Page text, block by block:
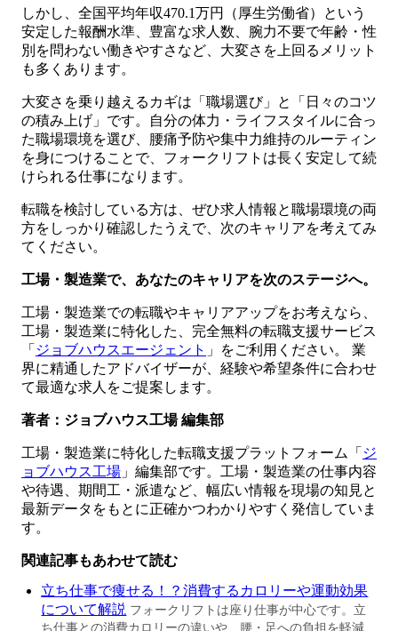
しかし、全国平均年収470.1万円（厚生労働省）という
安定した報酬水準、豊富な求人数、腕力不要で年齢・性
別を問わない働きやすさなど、大変さを上回るメリット
も多くあります。
大変さを乗り越えるカギは「職場選び」と「日々のコツ
の積み上げ」です。自分の体力・ライフスタイルに合っ
た職場環境を選び、腰痛予防や集中力維持のルーティン
を身につけることで、フォークリフトは長く安定して続
けられる仕事になります。
転職を検討している方は、ぜひ求人情報と職場環境の両
方をしっかり確認したうえで、次のキャリアを考えてみ
てください。
工場・製造業で、あなたのキャリアを次のステージへ。
工場・製造業での転職やキャリアアップをお考えなら、
工場・製造業に特化した、完全無料の転職支援サービス
「 ジョブハウスエージェント 」をご利用ください。 業
界に精通したアドバイザーが、経験や希望条件に合わせ
て最適な求人をご提案します。
著者：ジョブハウス工場 編集部
工場・製造業に特化した転職支援プラットフォーム「 ジ
ョブハウス工場 」編集部です。工場・製造業の仕事内容
や待遇、期間工・派遣など、幅広い情報を現場の知見と
最新データをもとに正確かつわかりやすく発信していま
す。
関連記事もあわせて読む
立ち仕事で痩せる！？消費するカロリーや運動効果
について解説 フォークリフトは座り仕事が中心です。立
ち仕事との消費カロリーの違いや、腰・足への負担を軽減